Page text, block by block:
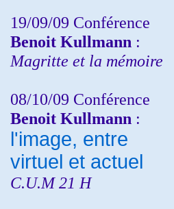
19/09/09 Conférence
Benoit Kullmann :
Magritte et la mémoire
08/10/09 Conférence
Benoit Kullmann :
l'image, entre
virtuel et actuel
C.U.M 21 H